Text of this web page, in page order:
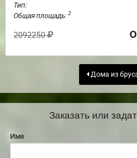
Тип:
Общая площадь: 2
2092250
Дома из
Заказать или
Имя